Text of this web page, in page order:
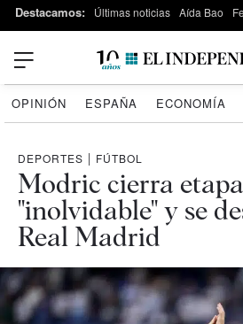
Destacamos: Últimas noticias Aída Bao
OPINIÓN ESPAÑA ECONOMÍA
DEPORTES | FÚTBOL
Modric cierra etapa
"inolvidable" y se
Real Madrid